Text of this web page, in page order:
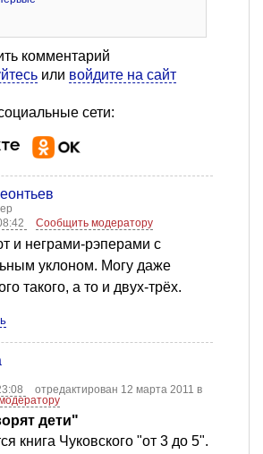
комментарий
или войдите на сайт
сети:
Сообщить модератору
и неграми-рэперами с
уклоном. Могу даже
такого, а то и двух-трёх.
отредактирован 12 марта 2011 в
дети"
книга Чуковского "от 3 до 5".